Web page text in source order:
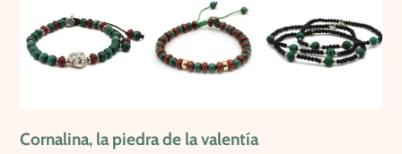
Cornalina, la piedra de la valentía